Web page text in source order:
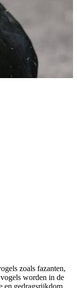
zoals fazanten,
worden in de
en gedragsrijkdom.